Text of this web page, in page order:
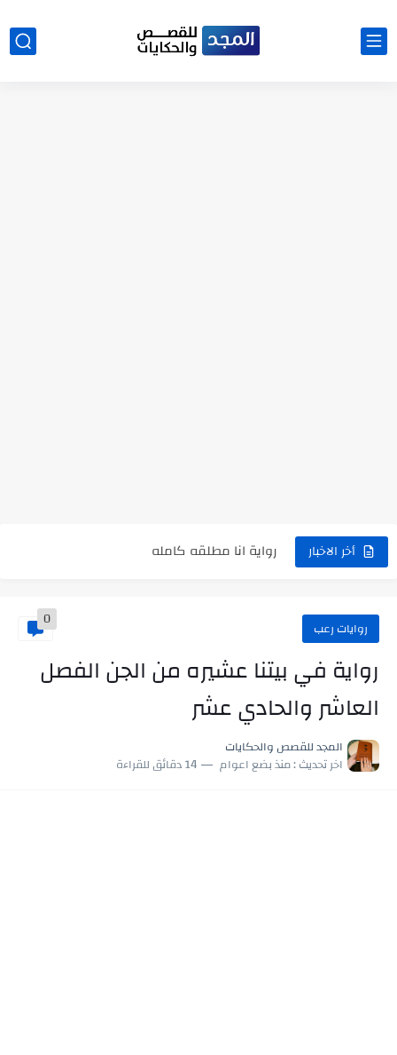
أخر الاخبار
رواية انا مطلقه كامله
رواية بنتي اللي عندها 8 سنين بعتتلي رسالة على الموبايل...
روايات رعب 0
رواية في بيتنا عشيره من الجن الفصل
العاشر والحادي عشر
المجد للقصص والحكايات
اخر تحديث :منذ بضع اعوام 14 دقائق للقراءة